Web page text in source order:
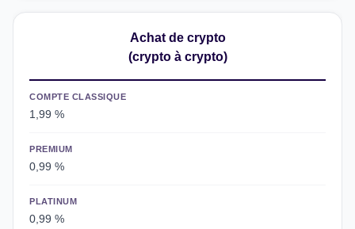
Achat de crypto
(crypto à crypto)
COMPTE CLASSIQUE
1,99 %
PREMIUM
0,99 %
PLATINUM
0,99 %